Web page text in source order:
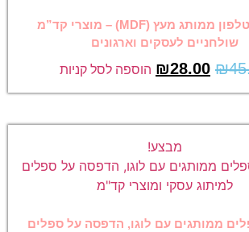
מעמד לטלפון ממותג מעץ (MDF) – מוצרי קד”מ
שולחניים לעסקים וארגונים
₪
₪28.00 הוספה לסל קניות
מבצע!
ממותגים עם לוגו, הדפסה על ספלים